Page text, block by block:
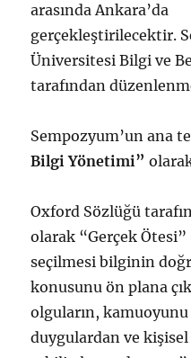
arasında Ankara’da
gerçekleştirilecektir.
Üniversitesi Bilgi ve
tarafından
Sempozyum’un ana
Bilgi Yönetimi”
Oxford Sözlüğü
olarak “Gerçek
seçilmesi bilginin
konusunu ön plana
olguların,
duygulardan ve